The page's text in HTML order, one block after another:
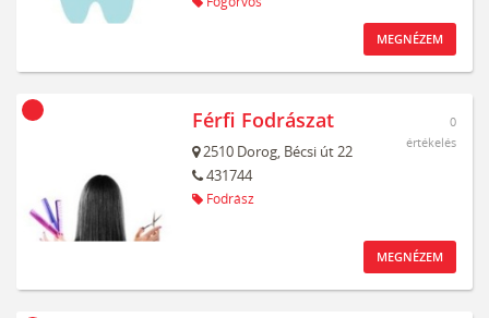
MEGNÉZEM
Férfi Fodrászat
2510 Dorog, Bécsi út 22
431744
Fodrász
0
értékelés
MEGNÉZEM